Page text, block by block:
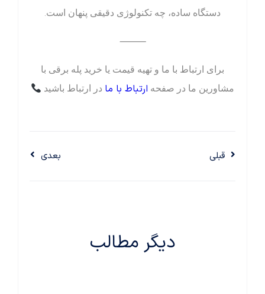
دستگاه ساده، چه تکنولوژی دقیقی پنهان است.
⸻
برای ارتباط با ما و تهیه قیمت یا خرید پله برقی با
مشاورین ما در صفحه ارتباط با ما در ارتباط باشید
قبلی بعدی
دیگر مطالب